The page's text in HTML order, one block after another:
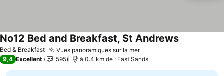
Bed & Breakfast Vues panoramiques sur la merConsulter les prix
No12 Bed and Breakfast, St AndrewsConsulter
9,4 Excellent 595 à 0.4 km de : East Sands